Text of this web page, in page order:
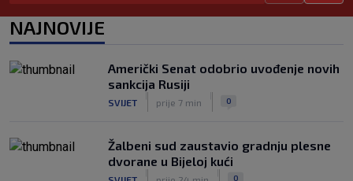
Trener Istre uoči Poljuda: Prvenstvo je
SK
|
prije 4 h
Fruk je zbog ozljede napustio igru na
poluvremenu, u Rijeci su s pravom
SK prije 5 h
NAJNOVIJE
Američki Senat odobrio uvođenje novih
sankcija Rusiji
SVIJET prije 7 min 0
Žalbeni sud zaustavio gradnju plesne
dvorane u Bijeloj kući
0